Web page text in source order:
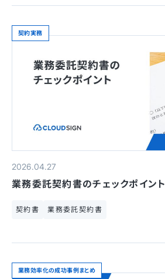
契約実務
2026.04.27
業務委託契約書のチェックポイント
契約書 業務委託契約書
業務効率化の成功事例まとめ